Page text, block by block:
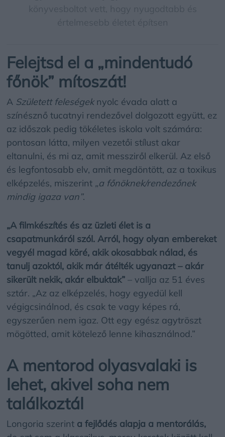
Felejtsd el a „mindentudó
főnök” mítoszát!
A Született feleségeknyolc évada alatt a
színésznő tucatnyi rendezővel dolgozott együtt, ez
az időszak pedig tökéletes iskola volt számára:
pontosan látta, milyen vezetői stílust akar
eltanulni, és mi az, amit messziről elkerül. Az első
és legfontosabb elv, amit megdöntött, az a toxikus
elképzelés, miszerint „a főnöknek/rendezőnek
mindig igaza van”.
„A filmkészítés és az üzleti élet is a
csapatmunkáról szól. Arról, hogy olyan embereket
vegyél magad köré, akik okosabbak nálad, és
tanulj azoktól, akik már átélték ugyanazt – akár
sikerült nekik, akár elbuktak” – vallja az 51 éves
sztár. „Az az elképzelés, hogy egyedül kell
végigcsinálnod, és csak te vagy képes rá,
egyszerűen nem igaz. Ott egy egész agytröszt
mögötted, amit kötelező lenne kihasználnod.”
A mentorod olyasvalaki is
lehet, akivel soha nem
találkoztál
Longoria szerint a fejlődés alapja a mentorálás,